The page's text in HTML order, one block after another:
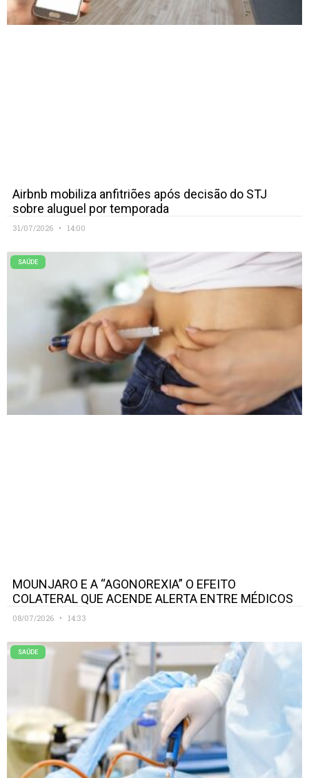
Airbnb mobiliza anfitriões após decisão do STJ
sobre aluguel por temporada
31/07/2026 14:00
SAÚDE
MOUNJARO E A “AGONOREXIA” O EFEITO
COLATERAL QUE ACENDE ALERTA ENTRE MÉDICOS
08/07/2026 14:33
SAÚDE